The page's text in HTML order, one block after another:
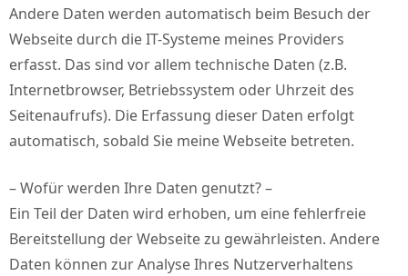
Andere Daten werden automatisch beim Besuch der
Webseite durch die IT-Systeme meines Providers
erfasst. Das sind vor allem technische Daten (z.B.
Internetbrowser, Betriebssystem oder Uhrzeit des
Seitenaufrufs). Die Erfassung dieser Daten erfolgt
automatisch, sobald Sie meine Webseite betreten.
– Wofür werden Ihre Daten genutzt? –
Ein Teil der Daten wird erhoben, um eine fehlerfreie
Bereitstellung der Webseite zu gewährleisten. Andere
Daten können zur Analyse Ihres Nutzerverhaltens